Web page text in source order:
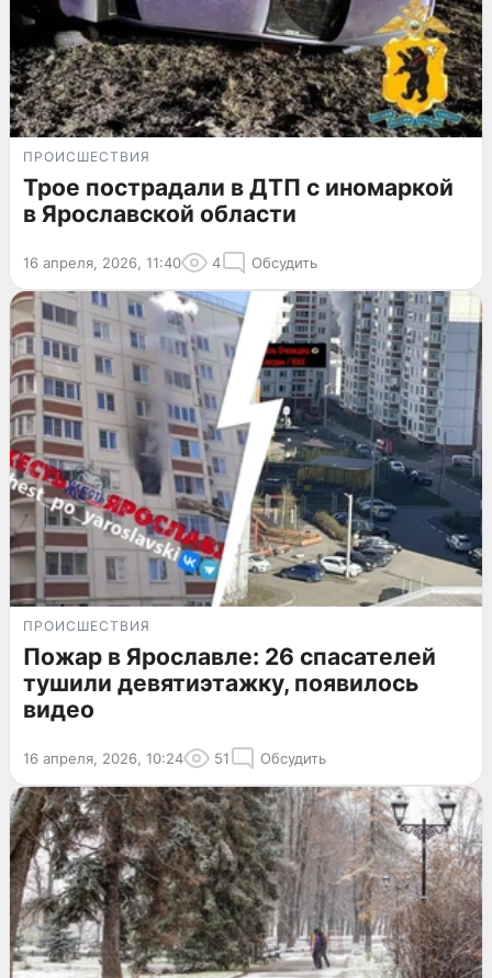
ПРОИСШЕСТВИЯ
Трое пострадали в ДТП с иномаркой
в Ярославской области
16 апреля, 2026, 11:40 4 Обсудить
ПРОИСШЕСТВИЯ
Пожар в Ярославле: 26 спасателей
тушили девятиэтажку, появилось
видео
16 апреля, 2026, 10:24 51 Обсудить